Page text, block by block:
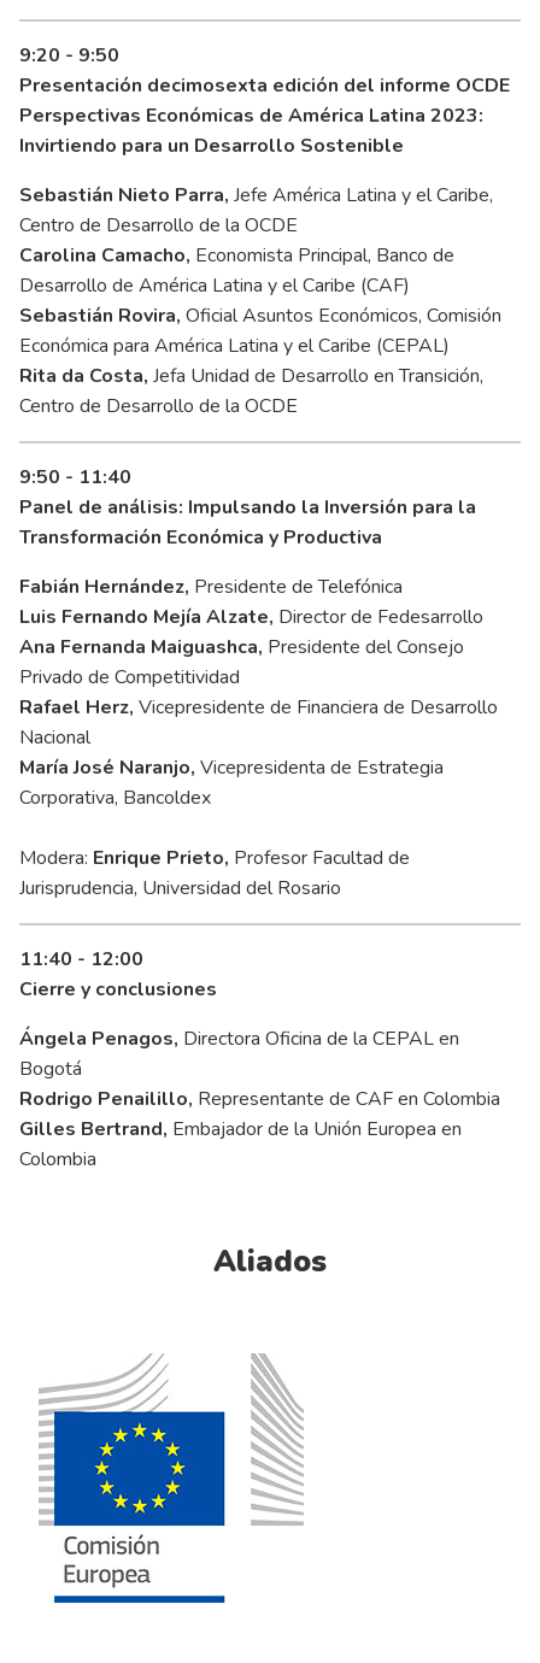
9:20 - 9:50
Presentación decimosexta edición del informe OCDE
Perspectivas Económicas de América Latina 2023:
Invirtiendo para un Desarrollo Sostenible
Sebastián Nieto Parra, Jefe América Latina y el Caribe,
Centro de Desarrollo de la OCDE
Carolina Camacho, Economista Principal, Banco de
Desarrollo de América Latina y el Caribe (CAF)
Sebastián Rovira, Oficial Asuntos Económicos, Comisión
Económica para América Latina y el Caribe (CEPAL)
Rita da Costa, Jefa Unidad de Desarrollo en Transición,
Centro de Desarrollo de la OCDE
9:50 - 11:40
Panel de análisis: Impulsando la Inversión para la
Transformación Económica y Productiva
Fabián Hernández, Presidente de Telefónica
Luis Fernando Mejía Alzate, Director de Fedesarrollo
Ana Fernanda Maiguashca, Presidente del Consejo
Privado de Competitividad
Rafael Herz, Vicepresidente de Financiera de Desarrollo
Nacional
María José Naranjo, Vicepresidenta de Estrategia
Corporativa, Bancoldex
Modera: Enrique Prieto, Profesor Facultad de
Jurisprudencia, Universidad del Rosario
11:40 - 12:00
Cierre y conclusiones
Ángela Penagos, Directora Oficina de la CEPAL en
Bogotá
Rodrigo Penailillo, Representante de CAF en Colombia
Gilles Bertrand, Embajador de la Unión Europea en
Colombia
Aliados